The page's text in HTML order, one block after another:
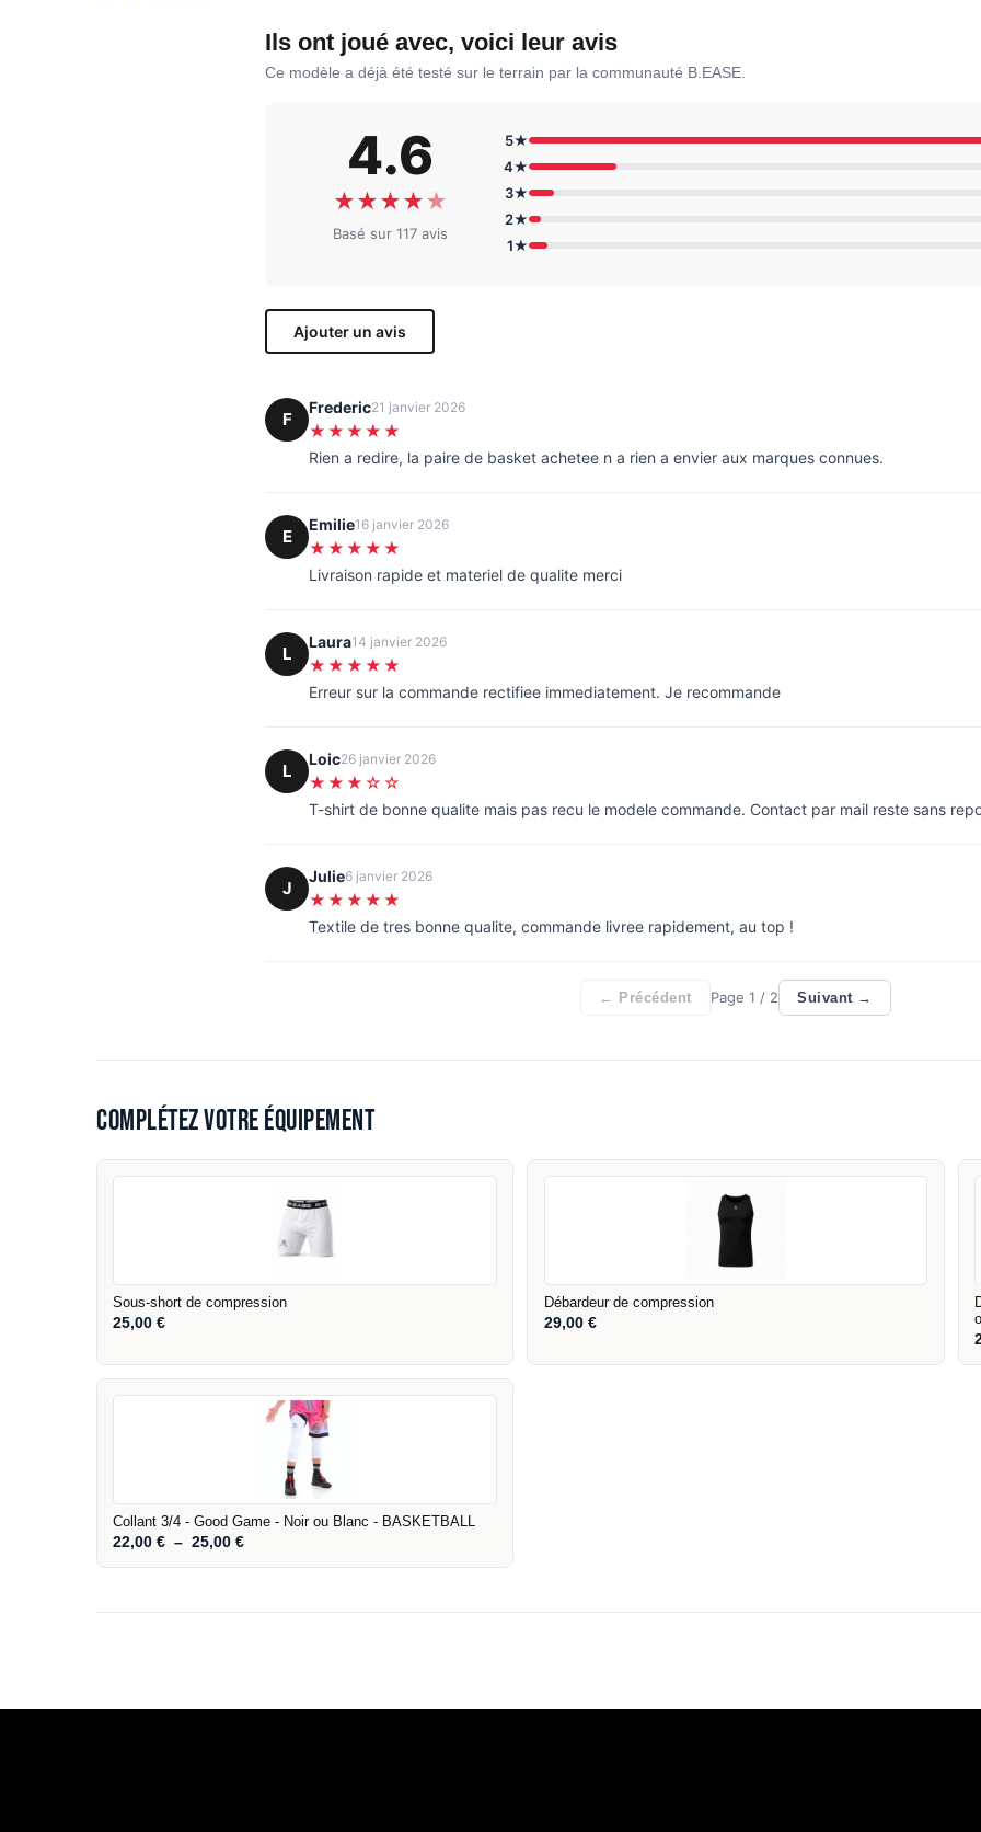
Ils ont joué avec, voici leur avis
Ce modèle a déjà été testé sur le terrain par la communauté B.EASE.
4.6
★★★★★
Basé sur 117 avis
5★
4★
3★
2★
1★
Ajouter un avis
F
Frederic21 janvier 2026
★★★★★
Rien a redire, la paire de basket achetee n a rien a envier aux marques connues.
E
Emilie16 janvier 2026
★★★★★
Livraison rapide et materiel de qualite merci
L
Laura14 janvier 2026
★★★★★
Erreur sur la commande rectifiee immediatement. Je recommande
L
Loic26 janvier 2026
★★★☆☆
T-shirt de bonne qualite mais pas recu le modele commande. Contact par mail reste sans
J
Julie6 janvier 2026
★★★★★
Textile de tres bonne qualite, commande livree rapidement, au top !
← Précédent Page1 / 2 Suivant →
Complétez votre équipement
Sous-short de compression
25,00€
Débardeur de compression
29,00 €
Collant 3/4 - Good Game - Noir ou Blanc - BASKETBALL
22,00€ – 25,00€